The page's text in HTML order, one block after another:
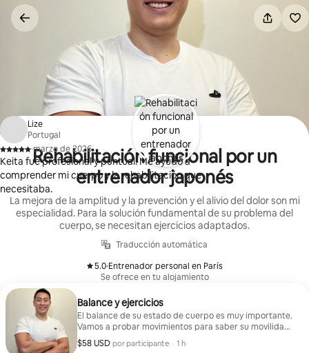
contenido
Rehabilitación funcional por un
entrenador japonés
La mejora de la amplitud y la prevención y el alivio del dolor son mi
especialidad. Para la solución fundamental de su problema del
cuerpo, se necesitan ejercicios adaptados.
Traducción automática
5.0
, ·Entrenador personal en París
Se ofrece en tu alojamiento
Balance y ejercicios
El balance de su estado de cuerpo es muy importante.
Vamos a probar movimientos para saber su movilidad.
A continuación, le presento ejercicios adaptados para
mejorar su físico.
$58 USD por participante
$58 USD por participante
, · 1 h
Lize
Portugal
,
·marzo de 2026
Keita fue profesional y puntual. Me ayudó a
comprender mi cuerpo y la rehabilitación que
necesitaba.